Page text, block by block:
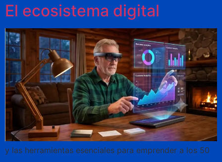
El ecosistema digital
y las herramientas esenciales para emprender a los 50